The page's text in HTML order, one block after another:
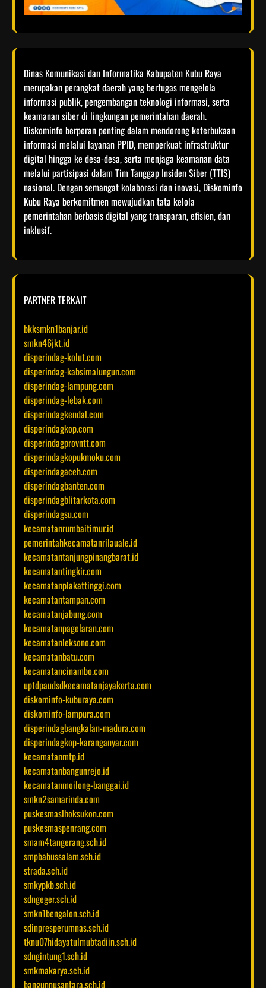
Dinas Komunikasi dan Informatika Kabupaten Kubu Raya
merupakan perangkat daerah yang bertugas mengelola
informasi publik, pengembangan teknologi informasi, serta
keamanan siber di lingkungan pemerintahan daerah.
Diskominfo berperan penting dalam mendorong keterbukaan
informasi melalui layanan PPID, memperkuat infrastruktur
digital hingga ke desa-desa, serta menjaga keamanan data
melalui partisipasi dalam Tim Tanggap Insiden Siber (TTIS)
nasional. Dengan semangat kolaborasi dan inovasi, Diskominfo
Kubu Raya berkomitmen mewujudkan tata kelola
pemerintahan berbasis digital yang transparan, efisien, dan
inklusif.​
PARTNER TERKAIT
bkksmkn1banjar.id
smkn46jkt.id
disperindag-kolut.com
disperindag-kabsimalungun.com
disperindag-lampung.com
disperindag-lebak.com
disperindagkendal.com
disperindagkop.com
disperindagprovntt.com
disperindagkopukmoku.com
disperindagaceh.com
disperindagbanten.com
disperindagblitarkota.com
disperindagsu.com
kecamatanrumbaitimur.id
pemerintahkecamatanrilauale.id
kecamatantanjungpinangbarat.id
kecamatantingkir.com
kecamatanplakattinggi.com
kecamatantampan.com
kecamatanjabung.com
kecamatanpagelaran.com
kecamatanleksono.com
kecamatanbatu.com
kecamatancinambo.com
uptdpaudsdkecamatanjayakerta.com
diskominfo-kuburaya.com
diskominfo-lampura.com
disperindagbangkalan-madura.com
disperindagkop-karanganyar.com
kecamatanmtp.id
kecamatanbangunrejo.id
kecamatanmoilong-banggai.id
smkn2samarinda.com
puskesmaslhoksukon.com
puskesmaspenrang.com
smam4tangerang.sch.id
smpbabussalam.sch.id
strada.sch.id
smkypkb.sch.id
sdngeger.sch.id
smkn1bengalon.sch.id
sdinpresperumnas.sch.id
tknu07hidayatulmubtadiin.sch.id
sdngintung1.sch.id
smkmakarya.sch.id
bangunnusantara.sch.id